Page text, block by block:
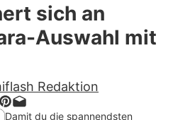
auf Promiflash
sich an
Auswahl mit
Redaktion
Damit du die spannendsten